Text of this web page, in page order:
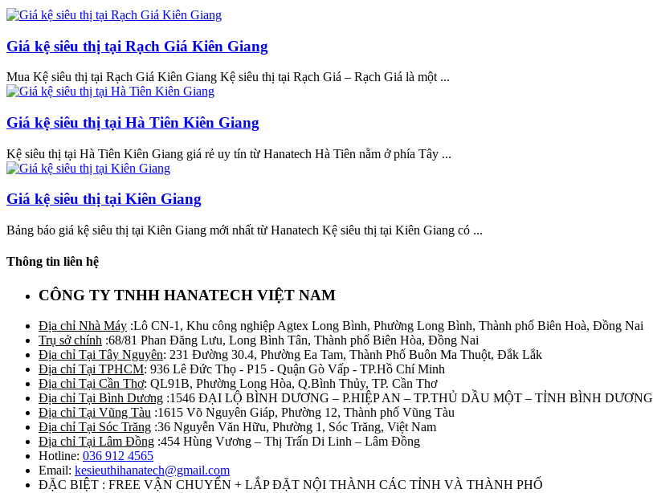
Giá kệ siêu thị tại Rạch Giá Kiên Giang
Mua Kệ siêu thị tại Rạch Giá Kiên Giang Kệ siêu thị tại Rạch Giá – Rạch Giá là một ...
Giá kệ siêu thị tại Hà Tiên Kiên Giang
Kệ siêu thị tại Hà Tiên Kiên Giang giá rẻ uy tín từ Hanatech Hà Tiên nằm ở phía Tây ...
Giá kệ siêu thị tại Kiên Giang
Bảng báo giá kệ siêu thị tại Kiên Giang mới nhất từ Hanatech Kệ siêu thị tại Kiên Giang có ...
Thông tin liên hệ
CÔNG TY TNHH HANATECH VIỆT NAM
Địa chỉ Nhà Máy :Lô CN-1, Khu công nghiệp Agtex Long Bình, Phường Long Bình, Thành phố Biên Hoà, Đồng Nai
Trụ sở chính :68/81 Phan Đăng Lưu, Long Bình Tân, Thành phố Biên Hòa, Đồng Nai
Địa chỉ Tại Tây Nguyên: 231 Đường 30.4, Phường Ea Tam, Thành Phố Buôn Ma Thuột, Đắk Lắk
Địa chỉ Tại TPHCM: 936 Lê Đức Thọ - P15 - Quận Gò Vấp - TP.Hồ Chí Minh
Địa chỉ Tại Cần Thơ: QL91B, Phường Long Hòa, Q.Bình Thủy, TP. Cần Thơ
Địa chỉ Tại Bình Dương :1546 ĐẠI LỘ BÌNH DƯƠNG – P.HIỆP AN – TP.THỦ DẦU MỘT – TỈNH BÌNH DƯƠNG
Địa chỉ Tại Vũng Tàu :1615 Võ Nguyên Giáp, Phường 12, Thành phố Vũng Tàu
Địa chỉ Tại Sóc Trăng :36 Nguyễn Văn Hữu, Phường 1, Sóc Trăng, Việt Nam
Địa chỉ Tại Lâm Đồng :454 Hùng Vương – Thị Trấn Di Linh – Lâm Đồng
Hotline: 036 912 4565
Email: kesieuthihanatech@gmail.com
ĐẶC BIỆT : FREE VẬN CHUYỂN + LẮP ĐẶT NỘI THÀNH CÁC TỈNH VÀ THÀNH PHỐ